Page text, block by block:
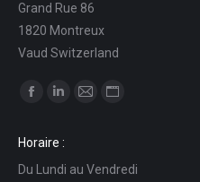
Grand Rue 86
1820 Montreux
Vaud Switzerland
Find us on:
opens
in
opens
in
in
in
Horaire :
Du Lundi au Vendredi